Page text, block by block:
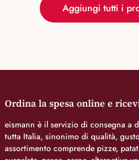
Aggiungi tutti i
Ordina la spesa online e
eismann è il servizio di consegna a
tutta Italia, sinonimo di qualità,
assortimento comprende pizze,